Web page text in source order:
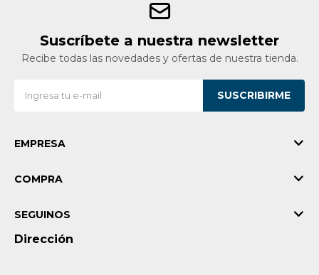
Suscríbete a nuestra newsletter
Recibe todas las novedades y ofertas de nuestra tienda.
SUSCRIBIRME
EMPRESA
COMPRA
Dirección
SEGUINOS